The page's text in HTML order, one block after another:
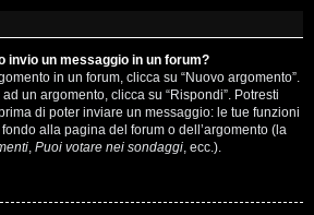
invio un messaggio in un forum?
in un forum, clicca su “Nuovo argomento”.
un argomento, clicca su “Rispondi”. Potresti
di poter inviare un messaggio: le tue funzioni
alla pagina del forum o dell’argomento (la
, Puoi votare nei sondaggi, ecc.).